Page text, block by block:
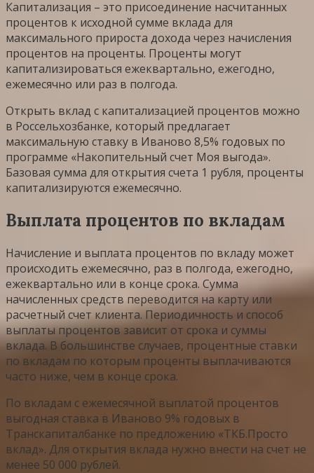
Капитализация – это присоединение насчитанных
процентов к исходной сумме вклада для
максимального прироста дохода через начисления
процентов на проценты. Проценты могут
капитализироваться ежеквартально, ежегодно,
ежемесячно или раз в полгода.
Открыть вклад с капитализацией процентов можно
в Россельхозбанке, который предлагает
максимальную ставку в Иваново 8,5% годовых по
программе «Накопительный счет Моя выгода».
Базовая сумма для открытия счета 1 рубля, проценты
капитализируются ежемесячно.
Выплата процентов по вкладам
Начисление и выплата процентов по вкладу может
происходить ежемесячно, раз в полгода, ежегодно,
ежеквартально или в конце срока. Сумма
начисленных средств переводится на карту или
расчетный счет клиента. Периодичность и способ
выплаты процентов зависит от срока и суммы
вклада. В большинстве случаев, процентные ставки
по вкладам по которым проценты выплачиваются
часто ниже, чем в конце срока.
По вкладам с ежемесячной выплатой процентов
выгодная ставка в Иваново 9% годовых в
Транскапиталбанке по предложению «ТКБ.Просто
вклад». Для открытия вклада нужно внести на счет не
менее 50 000 рублей.